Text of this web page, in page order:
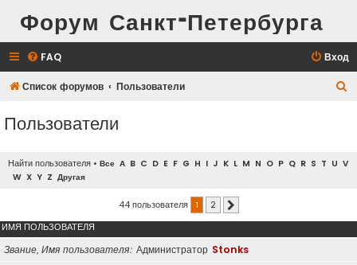
Форум Санкт-Петербурга
FAQ Вход
Список форумов Пользователи
Пользователи
Найти пользователя • Все A B C D E F G H I J K L M N O P Q R S T U V
W X Y Z Другая
44 пользователя 1 2
ИМЯ ПОЛЬЗОВАТЕЛЯ
Звание, Имя пользователя Администратор Stonks